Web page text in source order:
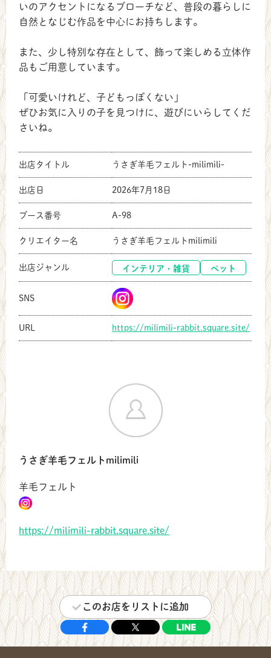
いのアクセントになるブローチなど、普段の暮らしに
自然となじむ作品を中心にお持ちします。
また、少し特別な存在として、飾って楽しめる立体作
品もご用意しています。
「可愛いけれど、子どもっぽくない」
ぜひお気に入りの子を見つけに、遊びにいらしてくだ
さいね。
出店タイトル うさぎ羊毛フェルト-milimili-
出店日 2026年7月18日
ブース番号 A-98
クリエイター名 うさぎ羊毛フェルトmilimili
出店ジャンル インテリア・雑貨 ペット
SNS
URL https://milimili-rabbit.square.site/
うさぎ羊毛フェルトmilimili
羊毛フェルト
https://milimili-rabbit.square.site/
このお店をリストに追加
共有方法を選択